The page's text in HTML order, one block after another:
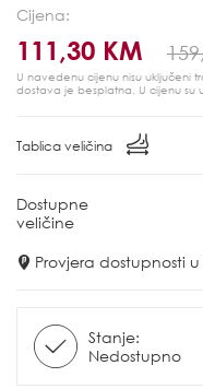
Cijena:
111,30 KM
U navedenu cijenu nisu uključeni
dostava je besplatna. U cijenu su
Tablica veličina
Dostupne
veličine
Provjera dostupnosti
Stanje:
Nedostupno